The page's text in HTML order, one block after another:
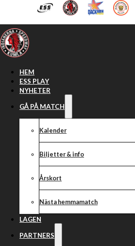
Hoppa till huvudinnehåll Hoppa till
HEM
ESS PLAY
NYHETER
GÅ PÅ MATCH
Kalender
Biljetter & info
Årskort
Nästa hemmamatch
LAGEN
PARTNERS